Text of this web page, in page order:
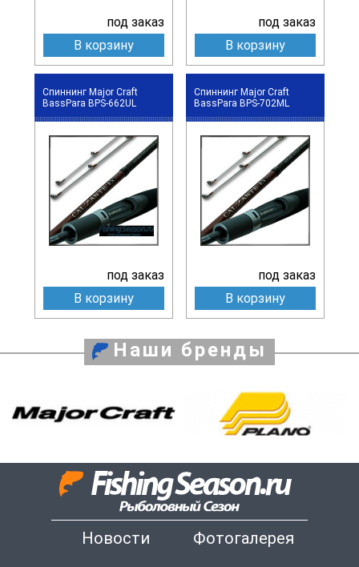
под заказ
В корзину
под заказ
В корзину
Спиннинг Major Craft
BassPara BPS-662UL
под заказ
В корзину
Спиннинг Major Craft
BassPara BPS-702ML
под заказ
В корзину
Наши бренды
Новости
Фотогалерея